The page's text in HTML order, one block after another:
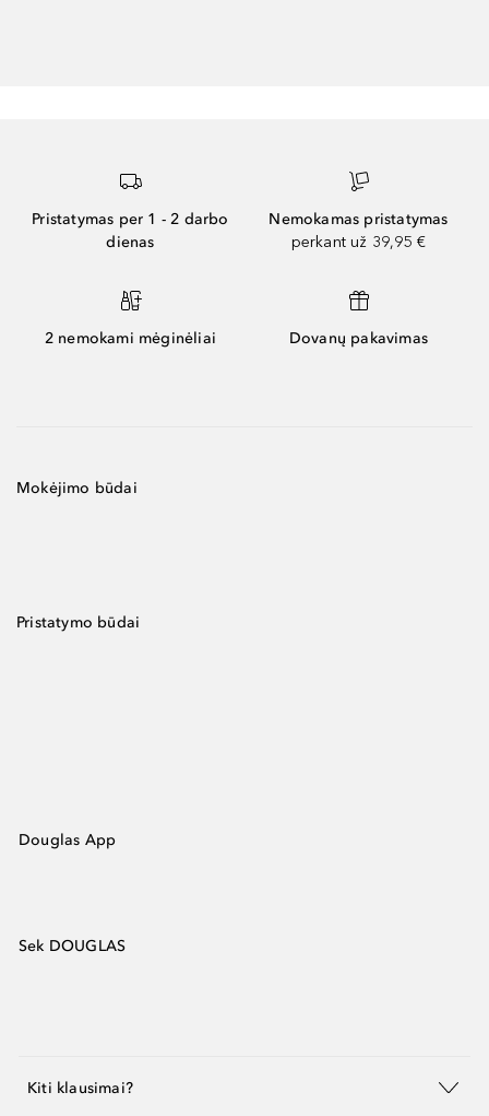
Pristatymas per 1 - 2 darbo
dienas
Nemokamas pristatymas
perkant už 39,95 €
2 nemokami mėginėliai Dovanų pakavimas
Mokėjimo būdai
Pristatymo būdai
Douglas App
Sek DOUGLAS
Kiti klausimai?